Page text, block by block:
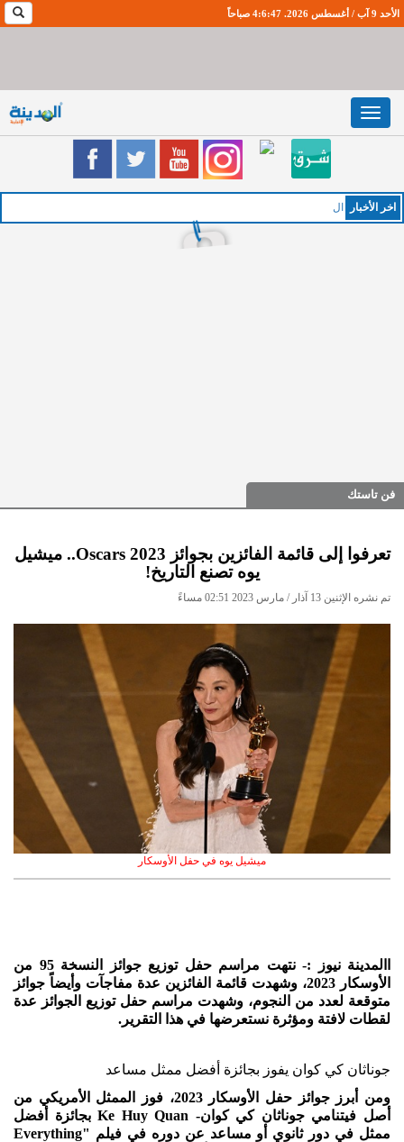
الأحد 9 آب / أغسطس 2026. 4:6:49 صباحاً
Toggle
navigation
اخر اﻷخبار الخميس : طقس صيفي معت
فن تاستك
تعرفوا إلى قائمة الفائزين بجوائز Oscars 2023.. ميشيل
يوه تصنع التاريخ!
تم نشره الإثنين 13 آذار / مارس 2023 02:51 مساءً
ميشيل يوه في حفل الأوسكار
االمدينة نيوز :- نتهت مراسم حفل توزيع جوائز النسخة 95 من
الأوسكار 2023، وشهدت قائمة الفائزين عدة مفاجآت وأيضاً جوائز
متوقعة لعدد من النجوم، وشهدت مراسم حفل توزيع الجوائز عدة
لقطات لافتة ومؤثرة نستعرضها في هذا التقرير.
جوناثان كي كوان يفوز بجائزة أفضل ممثل مساعد
ومن أبرز جوائز حفل الأوسكار 2023، فوز الممثل الأمريكي من
أصل فيتنامي جوناثان كي كوان- Ke Huy Quan بجائزة أفضل
ممثل في دور ثانوي أو مساعد عن دوره في فيلم "Everything